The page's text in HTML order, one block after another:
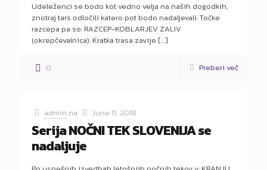
Udeleženci se bodo kot vedno velja na naših dogodkih,
znotraj tars odločili katero pot bodo nadaljevali. Točke
razcepa pa so: RAZCEP-KOBLARJEV ZALIV
(okrepčevalnica): Kratka trasa zavije […]
0 Preberi več
admin na June 11, 2018
Serija NOČNI TEK SLOVENIJA se
nadaljuje